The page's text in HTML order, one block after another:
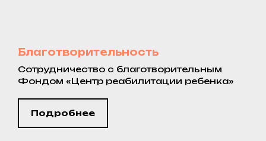
Благотворительность
Сотрудничество с благотворительным
Фондом «Центр реабилитации ребенка»
Подробнее